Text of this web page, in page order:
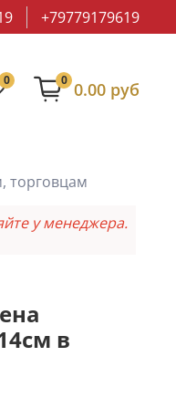
+79779179619
0 0 0.00 руб
торговцам
у менеджера.
в